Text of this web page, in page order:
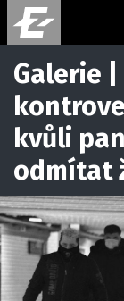
Galerie |
kvůli
odmítat